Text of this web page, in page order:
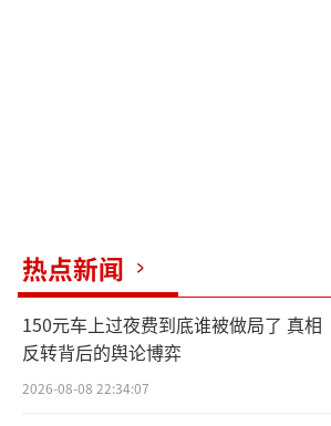
热点新闻
150元车上过夜费到底谁被做局了 真相
反转背后的舆论博弈
2026-08-08 22:34:07